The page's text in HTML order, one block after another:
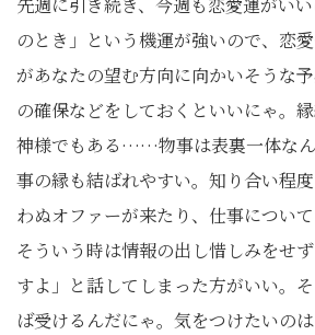
先週に引き続き、今週も恋愛運がい
のとき」という機運が強いので、恋
があなたの望む方向に向かいそうな
の確保などをしておくといいにゃ。
神様でもある……物事は表裏一体な
事の縁も結ばれやすい。知り合い程
わぬオファーが来たり、仕事について
そういう時は情報の出し惜しみをせ
すよ」と話してしまった方がいい。
ば受けるんだにゃ。気をつけたいの